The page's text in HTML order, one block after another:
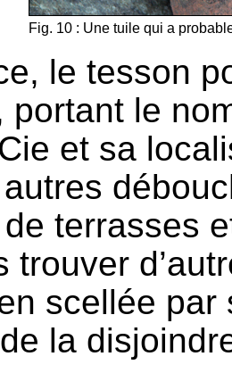
Fig. 10 : Une tuile qui a
le tesson
portant le
et sa
terrasses
trouver
scellée par
la